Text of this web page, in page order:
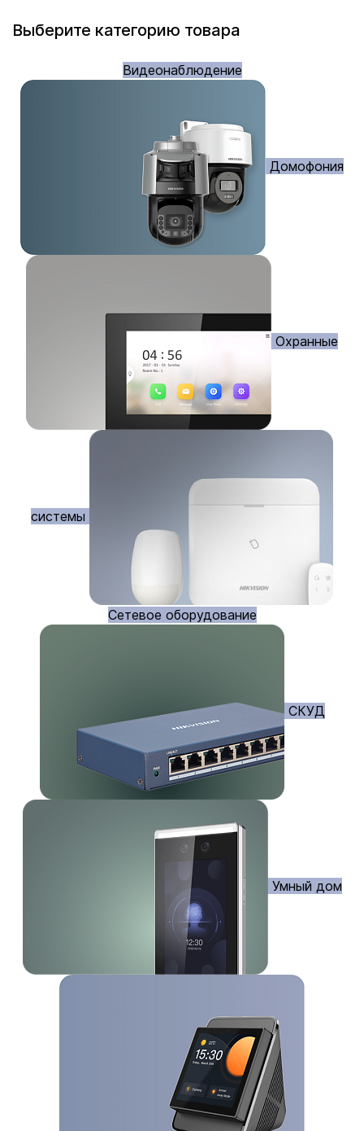
Выберите категорию товара
Видеонаблюдение
Домофония
Охранные
системы
Сетевое оборудование
СКУД
Умный дом